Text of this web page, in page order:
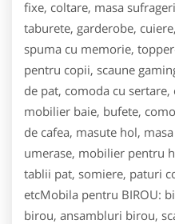
fixe, coltare, masa
taburete, garderobe,
spuma cu memorie,
pentru copii, scaune
de pat, comoda cu
mobilier baie, bufete,
de cafea, masute hol,
umerase, mobilier pentru
tablii pat, somiere, paturi
etcMobila pentru BIROU:
birou, ansambluri birou,